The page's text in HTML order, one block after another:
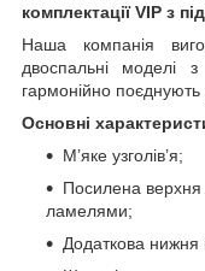
комплектації VIP з
Наша компанія
двоспальні моделі
гармонійно поєднують
Основні
М’яке узголів’я;
Посилена
ламелями;
Додаткова нижня